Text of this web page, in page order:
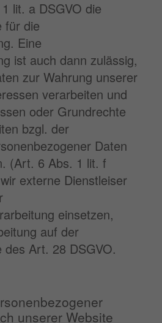
lit. a DSGVO die
für die
Eine
ist auch dann zulässig,
zur Wahrung unserer
verarbeiten und
oder Grundrechte
bzgl. der
Daten
(Art. 6 Abs. 1 lit. f
externe Dienstleiser
einsetzen,
auf der
des Art. 28 DSGVO.
unserer Website